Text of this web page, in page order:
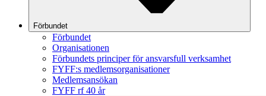
Förbundet
Förbundet
Organisationen
Förbundets principer för ansvarsfull verksamhet
FYFF:s medlemsorganisationer
Medlemsansökan
FYFF rf 40 år